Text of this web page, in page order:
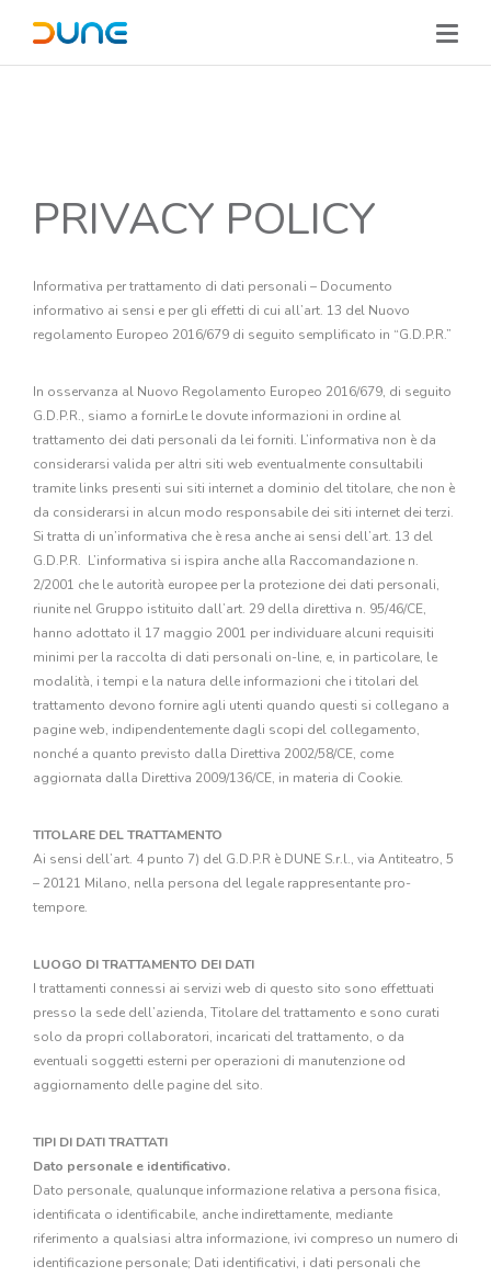
PRIVACY POLICY
Informativa per trattamento di dati personali – Documento
informativo ai sensi e per gli effetti di cui all’art. 13 del Nuovo
regolamento Europeo 2016/679 di seguito semplificato in “G.D.P.R.”
In osservanza al Nuovo Regolamento Europeo 2016/679, di seguito
G.D.P.R., siamo a fornirLe le dovute informazioni in ordine al
trattamento dei dati personali da lei forniti. L’informativa non è da
considerarsi valida per altri siti web eventualmente consultabili
tramite links presenti sui siti internet a dominio del titolare, che non è
da considerarsi in alcun modo responsabile dei siti internet dei terzi.
Si tratta di un’informativa che è resa anche ai sensi dell’art. 13 del
G.D.P.R. L’informativa si ispira anche alla Raccomandazione n.
2/2001 che le autorità europee per la protezione dei dati personali,
riunite nel Gruppo istituito dall’art. 29 della direttiva n. 95/46/CE,
hanno adottato il 17 maggio 2001 per individuare alcuni requisiti
minimi per la raccolta di dati personali on-line, e, in particolare, le
modalità, i tempi e la natura delle informazioni che i titolari del
trattamento devono fornire agli utenti quando questi si collegano a
pagine web, indipendentemente dagli scopi del collegamento,
nonché a quanto previsto dalla Direttiva 2002/58/CE, come
aggiornata dalla Direttiva 2009/136/CE, in materia di Cookie.
TITOLARE DEL TRATTAMENTO
Ai sensi dell’art. 4 punto 7) del G.D.P.R è DUNE S.r.l., via Antiteatro, 5
– 20121 Milano, nella persona del legale rappresentante pro-
tempore.
LUOGO DI TRATTAMENTO DEI DATI
I trattamenti connessi ai servizi web di questo sito sono effettuati
presso la sede dell’azienda, Titolare del trattamento e sono curati
solo da propri collaboratori, incaricati del trattamento, o da
eventuali soggetti esterni per operazioni di manutenzione od
aggiornamento delle pagine del sito.
TIPI DI DATI TRATTATI
Dato personale e identificativo.
Dato personale, qualunque informazione relativa a persona fisica,
identificata o identificabile, anche indirettamente, mediante
riferimento a qualsiasi altra informazione, ivi compreso un numero di
identificazione personale; Dati identificativi, i dati personali che